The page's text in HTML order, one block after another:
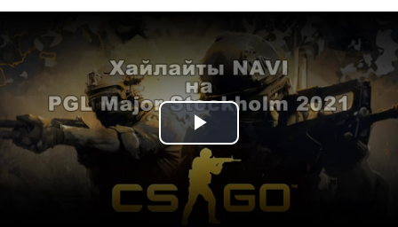
Play Video